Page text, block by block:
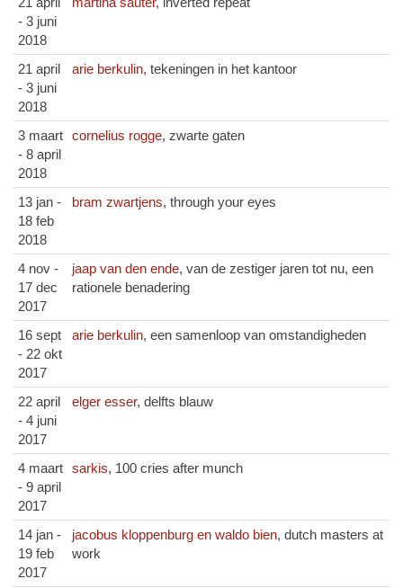
- 3 juni
2018
21 april
- 3 juni
2018
arie berkulin, tekeningen in het kantoor
3 maart
- 8 april
2018
cornelius rogge, zwarte gaten
13 jan -
18 feb
2018
bram zwartjens, through your eyes
4 nov -
17 dec
2017
jaap van den ende, van de zestiger jaren tot nu, een
rationele benadering
16 sept
- 22 okt
2017
arie berkulin, een samenloop van omstandigheden
22 april
- 4 juni
2017
elger esser, delfts blauw
4 maart
- 9 april
2017
sarkis, 100 cries after munch
14 jan -
19 feb
2017
jacobus kloppenburg en waldo bien, dutch masters at
work